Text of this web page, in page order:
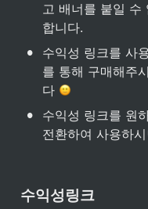
고 배너를 붙일 수
합니다.
•
수익성 링크를 사
를 통해 구매해주
다
•
수익성 링크를 원
전환하여 사용하
수익성링크